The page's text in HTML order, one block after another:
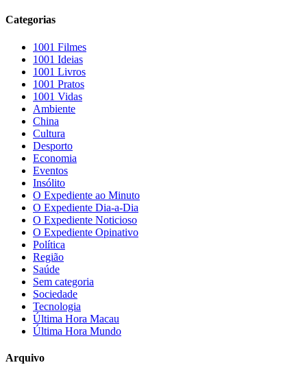
Categorias
1001 Filmes
1001 Ideias
1001 Livros
1001 Pratos
1001 Vidas
Ambiente
China
Cultura
Desporto
Economia
Eventos
Insólito
O Expediente ao Minuto
O Expediente Dia-a-Dia
O Expediente Noticioso
O Expediente Opinativo
Política
Região
Saúde
Sem categoria
Sociedade
Tecnologia
Última Hora Macau
Última Hora Mundo
Arquivo